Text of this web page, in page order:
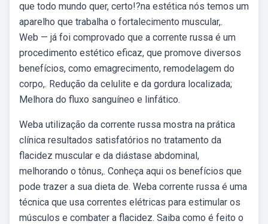
que todo mundo quer, certo!?na estética nós temos um
aparelho que trabalha o fortalecimento muscular,.
Web — já foi comprovado que a corrente russa é um
procedimento estético eficaz, que promove diversos
benefícios, como emagrecimento, remodelagem do
corpo,. Redução da celulite e da gordura localizada;
Melhora do fluxo sanguíneo e linfático.
Weba utilização da corrente russa mostra na prática
clínica resultados satisfatórios no tratamento da
flacidez muscular e da diástase abdominal,
melhorando o tônus,. Conheça aqui os benefícios que
pode trazer a sua dieta de. Weba corrente russa é uma
técnica que usa correntes elétricas para estimular os
músculos e combater a flacidez. Saiba como é feito o